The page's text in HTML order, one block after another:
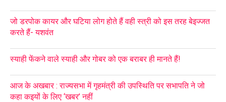
जो डरपोक कायर और घटिया लोग होते हैं वही स्त्री को इस तरह बेइज्जत
करते हैं- यशवंत
स्याही फेंकने वाले स्याही और गोबर को एक बराबर ही मानते हैं!
आज के अखबार : राज्यसभा में गृहमंत्री की उपस्थिति पर सभापति ने जो
कहा कइयों के लिए ‘खबर’ नहीं